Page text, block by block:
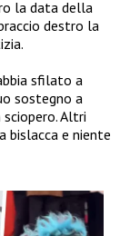
la data della
destro la
sfilato a
sostegno a
Altri
bislacca e niente